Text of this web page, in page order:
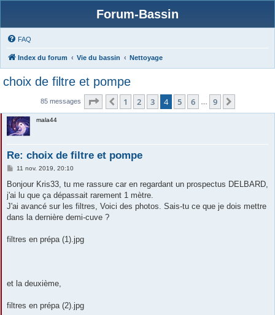
Forum-Bassin
FAQ
Index du forum Vie du bassin Nettoyage
choix de filtre et pompe
85 messages Page sur9
Précédente
1 2 3 4 5 6 9
mala44
Re: choix de filtre et pompe
M
s
a
g
11 nov. 2019, 20:10
Bonjour Kris33, tu me rassure car en regardant un prospectus DELBARD,
j'ai lu que ça dépassait rarement 1 mètre.
J'ai avancé sur les filtres, Voici des photos. Sais-tu ce que je dois mettre
dans la dernière demi-cuve ?
filtres en prépa (1).jpg
et la deuxième,
filtres en prépa (2).jpg